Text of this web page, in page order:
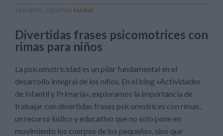
31 ENERO, 2024 POR MARÍA
Divertidas frases psicomotrices con
rimas para niños
La psicomotricidad es un pilar fundamental en el
desarrollo integral de los niños. En el blog «Actividades
de Infantil y Primaria», exploramos la importancia de
trabajar con divertidas frases psicomotrices con rimas,
un recurso lúdico y educativo que no solo pone en
movimiento los cuerpos de los pequeños, sino que